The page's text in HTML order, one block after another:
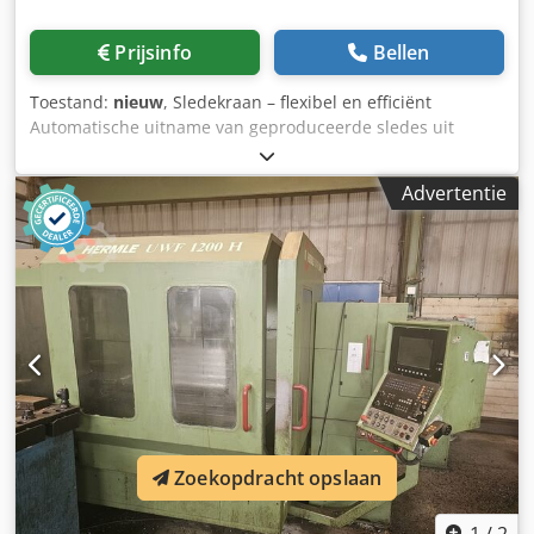
materiaalstroom maken hem tot een onmisbare hulp op
moderne bouwplaatsen.
Prijsinfo Bellen
Toestand: nieuw, Sledekraan – flexibel en efficiënt
Automatische uitname van geproduceerde sledes uit
bestaande productielijnen. Dcsdpfx Asztdp Tentjk -
Stapelen en nesten van de sledes - Geschikt voor
verschillende afmetingen sledes - Integratie in bestaande
installaties - Vermindering van handmatig werk - Efficiënte
en ruimtebesparende stapelopstelling Ideaal voor het
achteraf automatiseren van bestaande
sledeproductielijnen.
Advertentie
Zoekopdracht opslaan